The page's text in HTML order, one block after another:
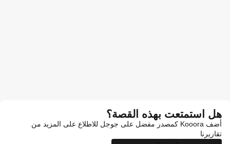
هل استمتعت بهذه القصة؟
أضف Kooora كمصدر مفضل على جوجل للاطلاع على المزيد من
تقاريرنا